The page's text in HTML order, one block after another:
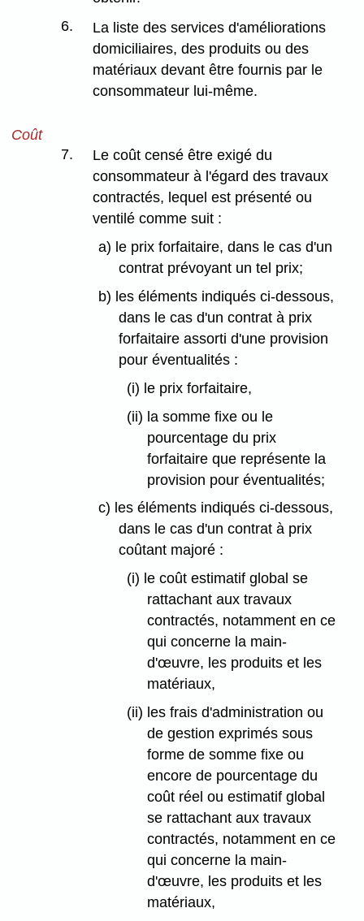
6.
La liste des services d'améliorations
domiciliaires, des produits ou des
matériaux devant être fournis par le
consommateur lui-même.
Coût
7.
Le coût censé être exigé du
consommateur à l'égard des travaux
contractés, lequel est présenté ou
ventilé comme suit :
a) le prix forfaitaire, dans le cas d'un
contrat prévoyant un tel prix;
b) les éléments indiqués ci-dessous,
dans le cas d'un contrat à prix
forfaitaire assorti d'une provision
pour éventualités :
(i) le prix forfaitaire,
(ii) la somme fixe ou le
pourcentage du prix
forfaitaire que représente la
provision pour éventualités;
c) les éléments indiqués ci-dessous,
dans le cas d'un contrat à prix
coûtant majoré :
(i) le coût estimatif global se
rattachant aux travaux
contractés, notamment en ce
qui concerne la main-
d'œuvre, les produits et les
matériaux,
(ii) les frais d'administration ou
de gestion exprimés sous
forme de somme fixe ou
encore de pourcentage du
coût réel ou estimatif global
se rattachant aux travaux
contractés, notamment en ce
qui concerne la main-
d'œuvre, les produits et les
matériaux,